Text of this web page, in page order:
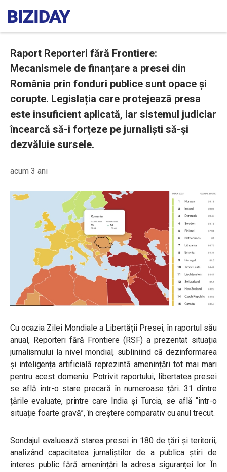
Raport Reporteri fără Frontiere:
Mecanismele de finanțare a presei din
România prin fonduri publice sunt opace și
corupte. Legislația care protejează presa
este insuficient aplicată, iar sistemul judiciar
încearcă să-i forțeze pe jurnaliști să-și
dezvăluie sursele.
acum 3 ani
Cu ocazia Zilei Mondiale a Libertății Presei, în raportul său
anual, Reporteri fără Frontiere (RSF) a prezentat situația
jurnalismului la nivel mondial, subliniind că dezinformarea
și inteligența artificială reprezintă amenințări tot mai mari
pentru acest domeniu. Potrivit raportului, libertatea presei
se află într-o stare precară în numeroase țări. 31 dintre
țările evaluate, printre care India și Turcia, se află “într-o
situație foarte gravă”, în creștere comparativ cu anul trecut.
Sondajul evaluează starea presei în 180 de țări și teritorii,
analizând capacitatea jurnaliștilor de a publica știri de
interes public fără amenințări la adresa siguranței lor. În